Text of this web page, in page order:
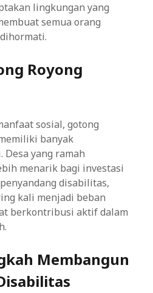
lingkungan yang
semua orang
Royong
sosial, gotong
banyak
Desa yang ramah
menarik bagi investasi
disabilitas,
kali menjadi beban
berkontribusi aktif dalam
Membangun